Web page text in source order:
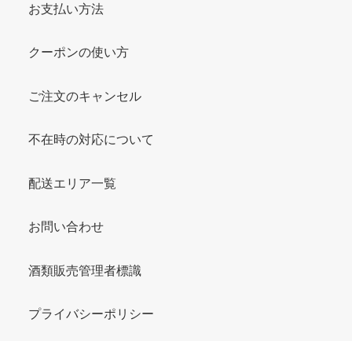
お支払い方法
クーポンの使い方
ご注文のキャンセル
不在時の対応について
配送エリア一覧
お問い合わせ
酒類販売管理者標識
プライバシーポリシー